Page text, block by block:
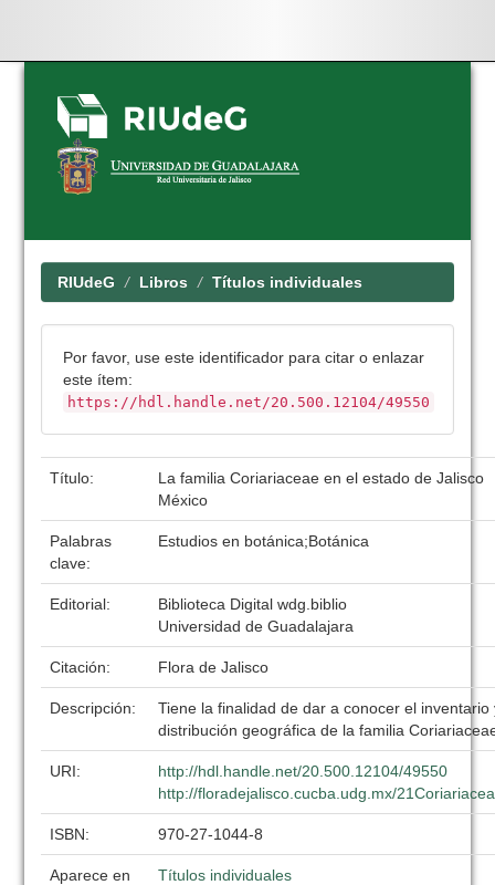
Skip
navigation
RIUdeG Libros Títulos individuales
Por favor, use este identificador para citar o enlazar
este ítem:
https://hdl.handle.net/20.500.12104/49550
Título:
La familia Coriariaceae en el estado de Jalisco
México
Palabras
clave:
Estudios en botánica;Botánica
Editorial:
Biblioteca Digital wdg.biblio
Universidad de Guadalajara
Citación: Flora de Jalisco
Descripción:
Tiene la finalidad de dar a conocer el inventario
distribución geográfica de la familia
URI:
http://hdl.handle.net/20.500.12104/49550
http://floradejalisco.cucba.udg.mx/
ISBN: 970-27-1044-8
Aparece en
Títulos individuales